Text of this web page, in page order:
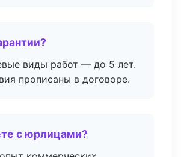
виды работ — до 5 лет.
прописаны в договоре.
с юрлицами?